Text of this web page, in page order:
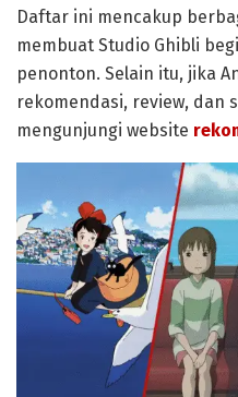
Daftar ini mencakup
membuat Studio Ghibli
penonton. Selain itu, jika
rekomendasi, review, dan
mengunjungi website